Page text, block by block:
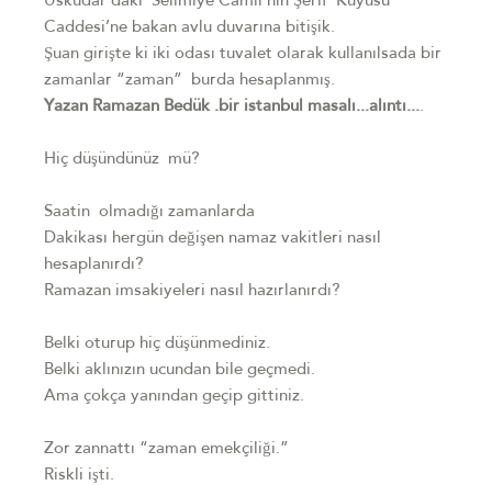
Caddesi’ne bakan avlu duvarına bitişik.
Şuan girişte ki iki odası tuvalet olarak kullanılsada bir
zamanlar “zaman” burda hesaplanmış.
Yazan Ramazan Bedük .bir istanbul masalı...alıntı....
Hiç düşündünüz mü?
Saatin olmadığı zamanlarda
Dakikası hergün değişen namaz vakitleri nasıl
hesaplanırdı?
Ramazan imsakiyeleri nasıl hazırlanırdı?
Belki oturup hiç düşünmediniz.
Belki aklınızın ucundan bile geçmedi.
Ama çokça yanından geçip gittiniz.
Zor zannattı “zaman emekçiliği.”
Riskli işti.